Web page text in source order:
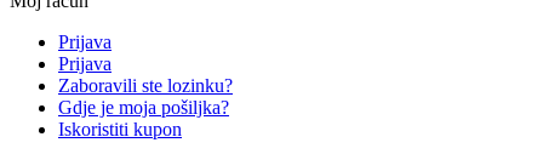
Prijava
Prijava
Zaboravili ste lozinku?
Gdje je moja pošiljka?
Iskoristiti kupon